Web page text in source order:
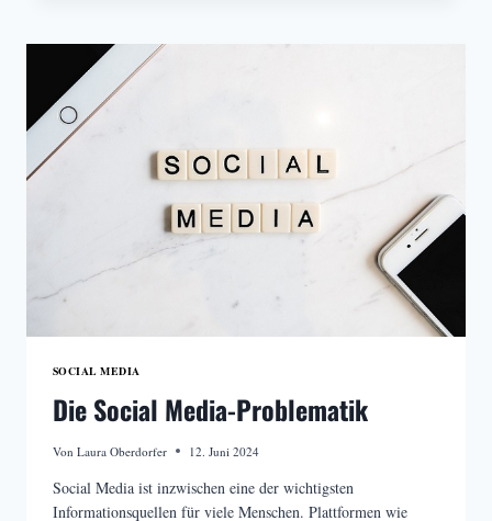
JOURNALISTISCHE
ARBEIT
SOCIAL MEDIA
Die Social Media-Problematik
Von Laura Oberdorfer 12. Juni 2024
Social Media ist inzwischen eine der wichtigsten
Informationsquellen für viele Menschen. Plattformen wie